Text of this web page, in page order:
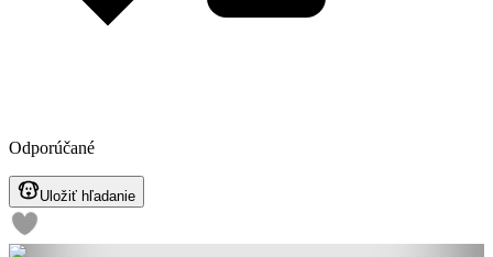
Odporúčané
Uložiť hľadanie